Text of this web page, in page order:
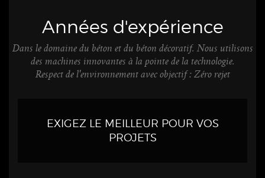
Années d'expérience
Dans le domaine du béton et du béton décoratif. Nous utilisons
des machines innovantes à la pointe de la technologie.
Respect de l'environnement avec objectif : Zéro rejet
EXIGEZ LE MEILLEUR POUR VOS
PROJETS